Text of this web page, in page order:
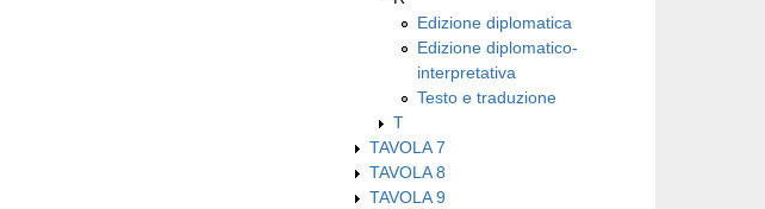
Edizione diplomatica
Edizione diplomatico-
interpretativa
Testo e traduzione
T
TAVOLA 7
TAVOLA 8
TAVOLA 9